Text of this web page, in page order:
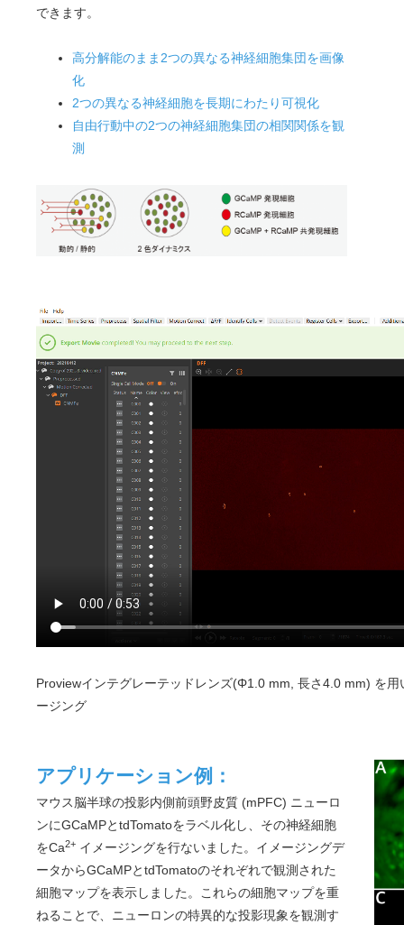
できます。
高分解能のまま2つの異なる神経細胞集団を画像
化
2つの異なる神経細胞を長期にわたり可視化
自由行動中の2つの神経細胞集団の相関関係を観
測
Proviewインテグレーテッドレンズ(Φ1.0 mm, 長さ4.0 mm) を
ージング
アプリケーション例：
マウス脳半球の投影内側前頭野皮質 (mPFC) ニューロ
ンにGCaMPとtdTomatoをラベル化し、その神経細胞
をCa2+ イメージングを行ないました。イメージングデ
ータからGCaMPとtdTomatoのそれぞれで観測された
細胞マップを表示しました。これらの細胞マップを重
ねることで、ニューロンの特異的な投影現象を観測す